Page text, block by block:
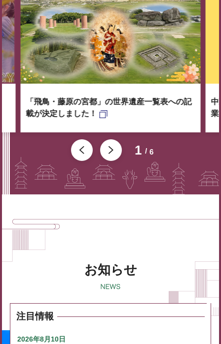
1 6
「飛鳥・藤原の宮都」の世界遺産一覧表への記
載が決定しました！
中
業
お知らせ
注目情報
2026年8月10日